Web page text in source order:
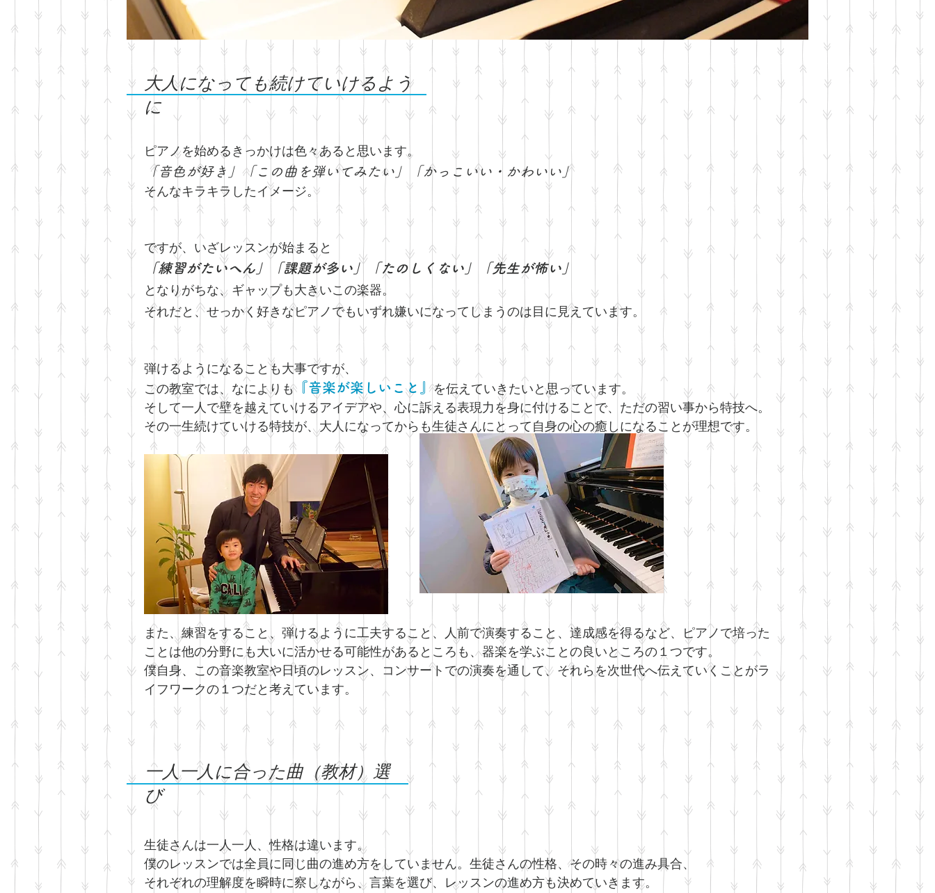
​大人になっても続けていけるよう
に
ピアノを始めるきっかけは色々あると思います。
「音色が好き」「この曲を弾いてみたい」「かっこいい・かわいい」
そんなキラキラしたイメージ。
ですが、いざレッスンが始まると
「練習がたいへん」「課題が多い」「たのしくない」「先生が怖い」
となりがちな、ギャップも大きいこの楽器。
それだと、せっかく好きなピアノでもいずれ嫌いになってしまうのは目に見えています。
弾けるようになることも大事ですが、
この教室では、なによりも『音楽が楽しいこと』を伝えていきたいと思っています。
そして一人で壁を越えていけるアイデアや、心に訴える表現力を身に付けることで、 ただの習い事から特技へ。
その一生続けていける特技が、大人になってからも生徒さんにとって自身の心の癒しになることが理想です。
また、練習をすること、弾けるように工夫すること、人前で演奏すること、達成感を得るなど、ピアノで培った
ことは他の分野にも大いに活かせる可能性があるところも、器楽を学ぶことの良いところの１つです。
僕自身、この音楽教室や日頃のレッスン、コンサートでの演奏を通して、それらを次世代へ伝えていくことがラ
イフワークの１つだと考えています。
​一人一人に合った曲（教材）選
び
​生徒さんは一人一人、性格は違います。
僕のレッスンでは全員に同じ曲の進め方をしていません。生徒さんの性格、その時々の進み具合、
​それぞれの理解度を瞬時に察しながら、言葉を選び、レッスンの進め方も決めていきます。